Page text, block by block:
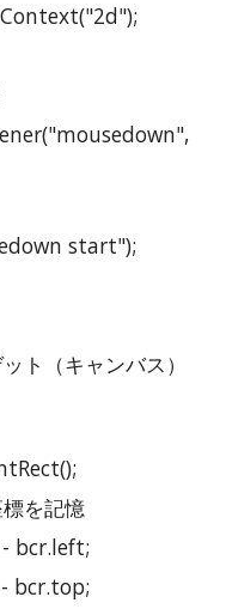
start");
座標を記憶
- bcr.left;
- bcr.top;